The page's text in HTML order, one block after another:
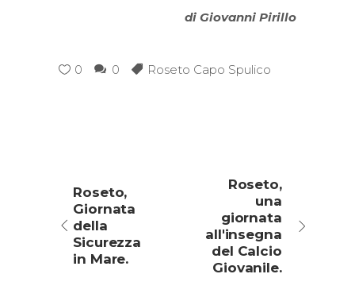
di Giovanni Pirillo
0 0 Roseto Capo Spulico
Roseto,
Giornata
della
Sicurezza
in Mare.
Roseto,
una
giornata
all'insegna
del Calcio
Giovanile.